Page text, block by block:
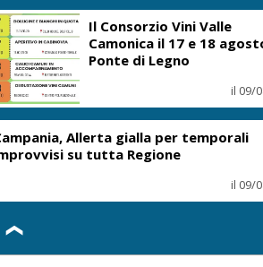
Il Consorzio Vini Valle
Camonica il 17 e 18
Ponte di Legno
il 09/
Allerta gialla per temporali
su tutta Regione
il 09/
❮